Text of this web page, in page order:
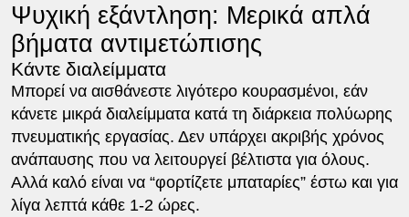
Ψυχική εξάντληση: Μερικά απλά
βήματα αντιμετώπισης
Κάντε διαλείμματα
Μπορεί να αισθάνεστε λιγότερο κουρασμένοι, εάν
κάνετε μικρά διαλείμματα κατά τη διάρκεια πολύωρης
πνευματικής εργασίας. Δεν υπάρχει ακριβής χρόνος
ανάπαυσης που να λειτουργεί βέλτιστα για όλους.
Αλλά καλό είναι να “φορτίζετε μπαταρίες” έστω και για
λίγα λεπτά κάθε 1-2 ώρες.